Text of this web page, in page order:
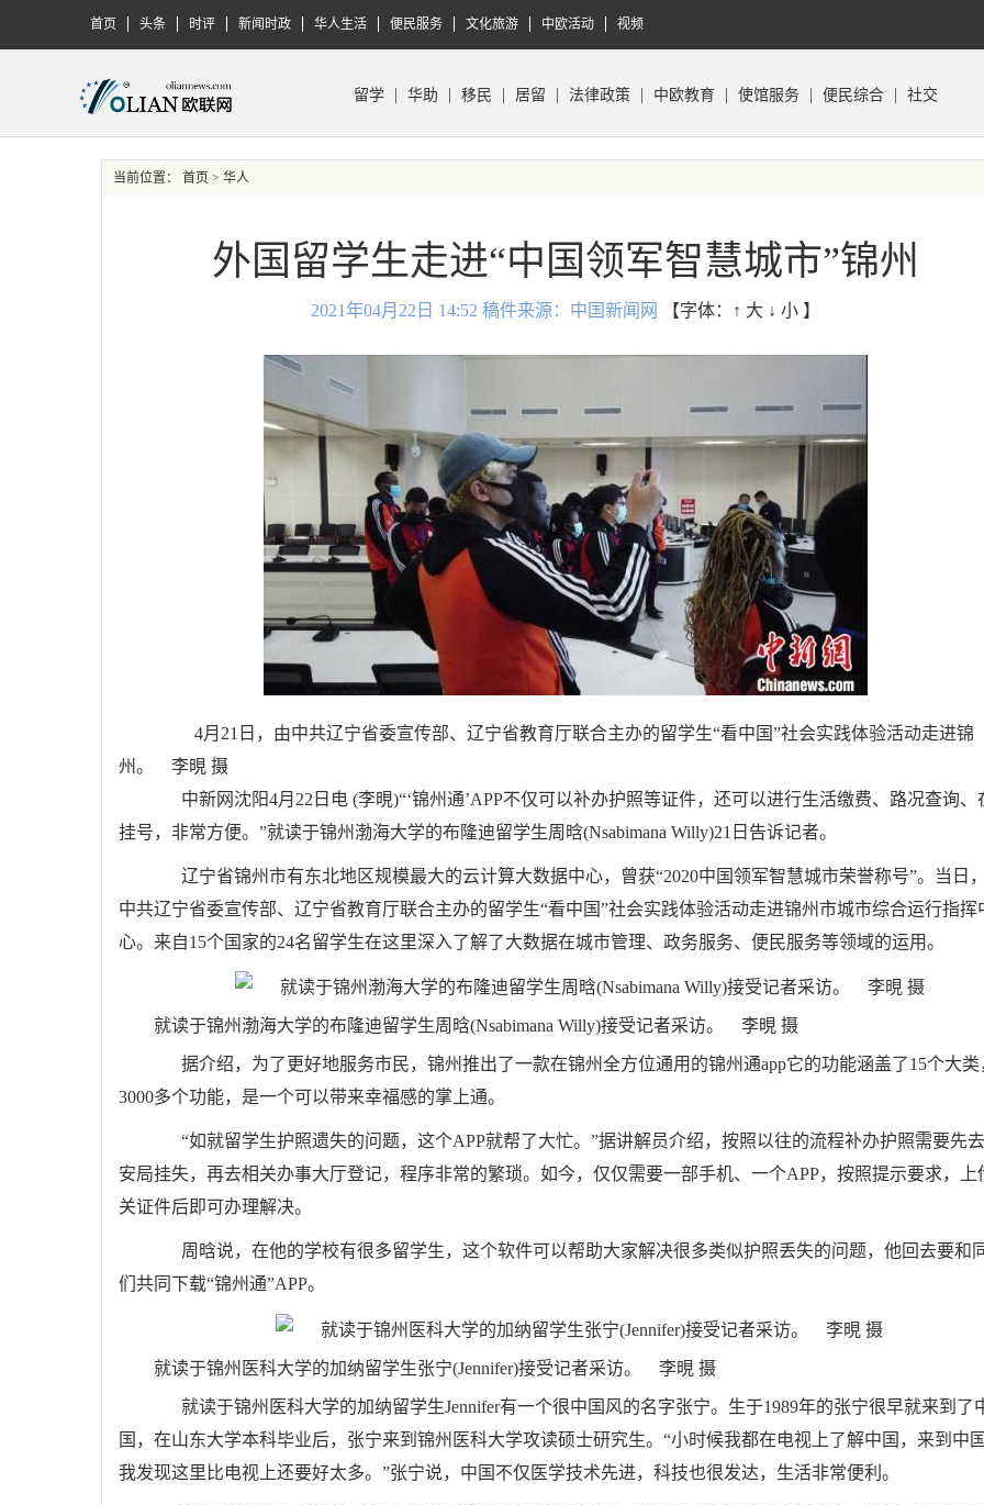
首页 头条 时评 新闻时政 华人生活 便民服务 文化旅游 中欧活动 视频
留学 华助 移民 居留 法律政策 中欧教育 使馆服务 便民综合 社交
当前位置： 首页 > 华人
外国留学生走进“中国领军智慧城市”锦州
2021年04月22日 14:52 稿件来源：中国新闻网 【字体： ↑ 大 ↓ 小 】
4月21日，由中共辽宁省委宣传部、辽宁省教育厅联合主办的留学生“看中国”社会实践体验活动走进锦
州。 李晛 摄
中新网沈阳4月22日电 (李晛)“‘锦州通’APP不仅可以补办护照等证件，还可以进行生活缴费、路况查询、
挂号，非常方便。”就读于锦州渤海大学的布隆迪留学生周晗(Nsabimana Willy)21日告诉记者。
辽宁省锦州市有东北地区规模最大的云计算大数据中心，曾获“2020中国领军智慧城市荣誉称号”。当日
中共辽宁省委宣传部、辽宁省教育厅联合主办的留学生“看中国”社会实践体验活动走进锦州市城市综合运行指挥
心。来自15个国家的24名留学生在这里深入了解了大数据在城市管理、政务服务、便民服务等领域的运用。
就读于锦州渤海大学的布隆迪留学生周晗(Nsabimana Willy)接受记者采访。 李晛 摄
据介绍，为了更好地服务市民，锦州推出了一款在锦州全方位通用的锦州通app它的功能涵盖了15个大类
3000多个功能，是一个可以带来幸福感的掌上通。
“如就留学生护照遗失的问题，这个APP就帮了大忙。”据讲解员介绍，按照以往的流程补办护照需要先
安局挂失，再去相关办事大厅登记，程序非常的繁琐。如今，仅仅需要一部手机、一个APP，按照提示要求，上
关证件后即可办理解决。
周晗说，在他的学校有很多留学生，这个软件可以帮助大家解决很多类似护照丢失的问题，他回去要和
们共同下载“锦州通”APP。
就读于锦州医科大学的加纳留学生张宁(Jennifer)接受记者采访。 李晛 摄
就读于锦州医科大学的加纳留学生Jennifer有一个很中国风的名字张宁。生于1989年的张宁很早就来到了
国，在山东大学本科毕业后，张宁来到锦州医科大学攻读硕士研究生。“小时候我都在电视上了解中国，来到中
我发现这里比电视上还要好太多。”张宁说，中国不仅医学技术先进，科技也很发达，生活非常便利。